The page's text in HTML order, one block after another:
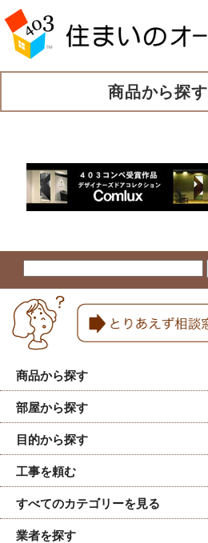
商品から探す
商品から探す
部屋から探す
目的から探す
工事を頼む
すべてのカテゴリーを見る
業者を探す